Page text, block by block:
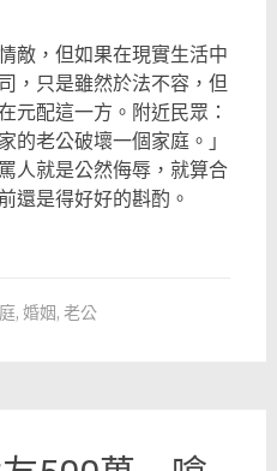
敵，但如果在現實生活中
，只是雖然於法不容，但
元配這一方。附近民眾：
的老公破壞一個家庭。」
人就是公然侮辱，就算合
還是得好好的斟酌。
, 婚姻, 老公